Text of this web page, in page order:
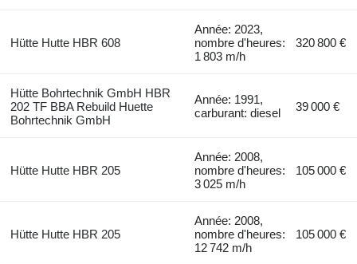
Hütte Hutte HBR 608
Année: 2023,
nombre d'heures:
1 803 m/h
320 800 €
Hütte Bohrtechnik GmbH HBR
202 TF BBA Rebuild Huette
Bohrtechnik GmbH
Année: 1991,
carburant: diesel
39 000 €
Hütte Hutte HBR 205
Année: 2008,
nombre d'heures:
3 025 m/h
105 000 €
Hütte Hutte HBR 205
Année: 2008,
nombre d'heures:
12 742 m/h
105 000 €